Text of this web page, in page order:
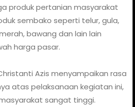
produk pertanian masyarakat
sembako seperti telur, gula,
bawang dan lain lain
harga pasar.
Azis menyampaikan rasa
atas pelaksanaan kegiatan ini,
sangat tinggi.